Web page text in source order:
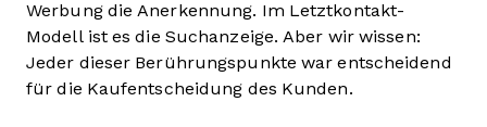
Werbung die Anerkennung. Im Letztkontakt-
Modell ist es die Suchanzeige. Aber wir wissen:
Jeder dieser Berührungspunkte war entscheidend
für die Kaufentscheidung des Kunden.